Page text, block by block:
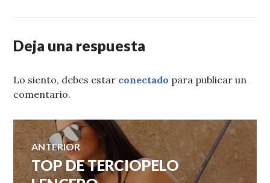
Deja una respuesta
Lo siento, debes estar conectado para publicar un
comentario.
Navegación
de
ANTERIOR
Entrada
anterior:
TOP DE TERCIOPELO